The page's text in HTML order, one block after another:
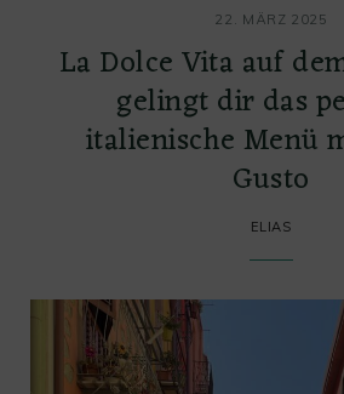
22. MÄRZ 2025
La Dolce Vita auf
gelingt dir das
italienische Menü
Gusto
ELIAS